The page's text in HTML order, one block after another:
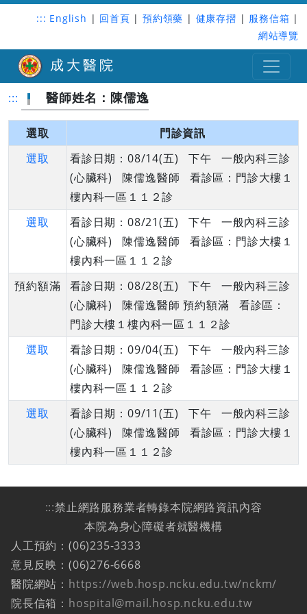
::: English | 回首頁 | 預約領藥 | 健康存摺 | 服務信箱 |
網站導覽
成大醫院
::: 醫師姓名：陳儒逸
選取
門診資訊
選取
看診日期：08/14(五) 下午 一般內科三診
(心臟科) 陳儒逸醫師 看診區：門診大樓１
樓內科一區１１２診
選取
看診日期：08/21(五) 下午 一般內科三診
(心臟科) 陳儒逸醫師 看診區：門診大樓１
樓內科一區１１２診
預約額滿
看診日期：08/28(五) 下午 一般內科三診
(心臟科) 陳儒逸醫師 預約額滿 看診區：
門診大樓１樓內科一區１１２診
選取
看診日期：09/04(五) 下午 一般內科三診
(心臟科) 陳儒逸醫師 看診區：門診大樓１
樓內科一區１１２診
選取
看診日期：09/11(五) 下午 一般內科三診
(心臟科) 陳儒逸醫師 看診區：門診大樓１
樓內科一區１１２診
:::禁止網路服務業者轉錄本院網路資訊內容
本院為身心障礙者就醫機構
人工預約：(06)235-3333
意見反映：(06)276-6668
醫院網站： https://web.hosp.ncku.edu.tw/nckm/
院長信箱： hospital@mail.hosp.ncku.edu.tw